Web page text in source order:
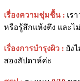
เรื่องความชุ่มชื้น : เร
หรือรู้สึกแห้งตึง และ
เรื่องการบำรุงผิว : ยัง
สองสัปดาห์ค่ะ